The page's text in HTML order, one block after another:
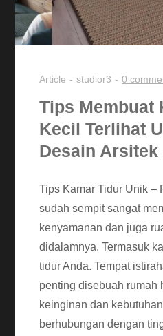
Article studior3 0
Tips Membuat
Kecil Terlihat
Desain Arsitek
Tips Kamar Tidur Unik –
sudah sempit sangat
kenyamanan dan juga
didalamnya. Termasuk
tidur Anda. Tempat
penting disebuah rumah
keinginan dan
berhubungan dengan